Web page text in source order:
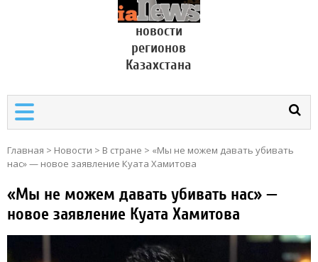
новости
регионов
Казахстана
Главная > Новости > В стране > «Мы не можем давать убивать
нас» — новое заявление Куата Хамитова
«Мы не можем давать убивать нас» —
новое заявление Куата Хамитова